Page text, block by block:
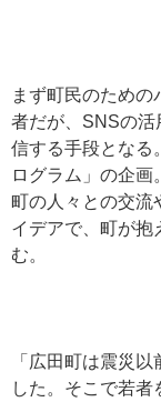
まず町民のため
者だが、SNSの活
信する手段となる
ログラム」の企画
町の人々との交流
イデアで、町が抱
む。
「広田町は震災
した。そこで若